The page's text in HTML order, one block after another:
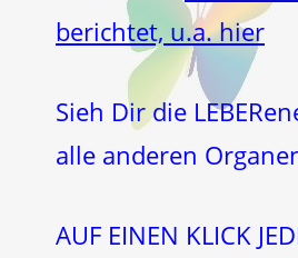
berichtet, u.a. hier
Sieh Dir die
alle anderen
AUF EINEN KLICK